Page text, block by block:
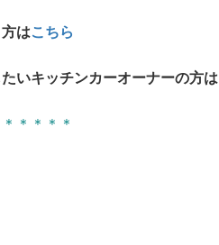
はこちら
いキッチンカーオーナーの方は
＊＊＊＊